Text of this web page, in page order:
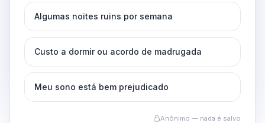
Algumas noites ruins por semana
Custo a dormir ou acordo de madrugada
Meu sono está bem prejudicado
Anônimo — nada é salvo